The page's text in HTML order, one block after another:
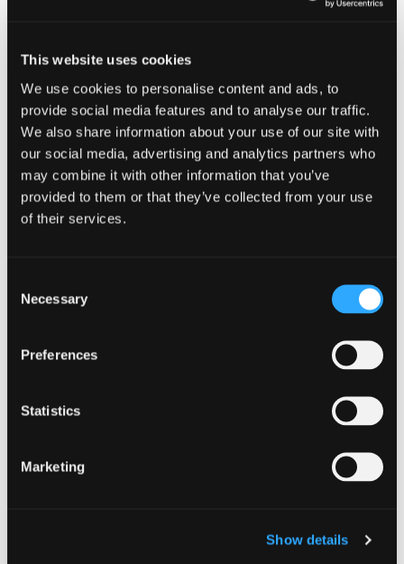
This website uses cookies
We use cookies to personalise content and ads, to
provide social media features and to analyse our traffic.
We also share information about your use of our site with
our social media, advertising and analytics partners who
may combine it with other information that you’ve
provided to them or that they’ve collected from your use
of their services.
Selection
Necessary
Preferences
Statistics
Marketing
Show details
egenskaber og udvikles iht. anerkendte
er altså en standardiseret metode til at levere
informationer om energi- og
ressourceforbruget, affaldsgenerering samt
miljøpåvirkningerne fra produktionen,
anvendelsen og bortskaffelsen af et produkt.
En EPD adskiller sig fra en klimaerklæring, da
serviceydelses miljøprofil. En EPD holder i
fem år, og produktets miljøprofil er baseret på
et gennemsnit over de fem år.
Klimaaftryk